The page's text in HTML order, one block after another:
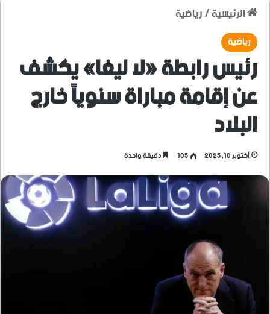
الرئيسية/رياضية
رياضية
رئيس رابطة «لا ليغا» يكشف
عن إقامة مباراة سنوياً خارج
البلاد
أكتوبر 10, 2025 105 دقيقة واحدة